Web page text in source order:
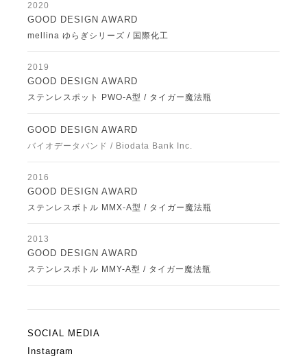
2020
GOOD DESIGN AWARD
mellina ゆらぎシリーズ / 国際化工
2019
GOOD DESIGN AWARD
ステンレスポット PWO-A型 / タイガー魔法瓶
GOOD DESIGN AWARD
バイオデータバンド / Biodata Bank Inc.
2016
GOOD DESIGN AWARD
ステンレスボトル MMX-A型 / タイガー魔法瓶
2013
GOOD DESIGN AWARD
ステンレスボトル MMY-A型 / タイガー魔法瓶
SOCIAL MEDIA
Instagram